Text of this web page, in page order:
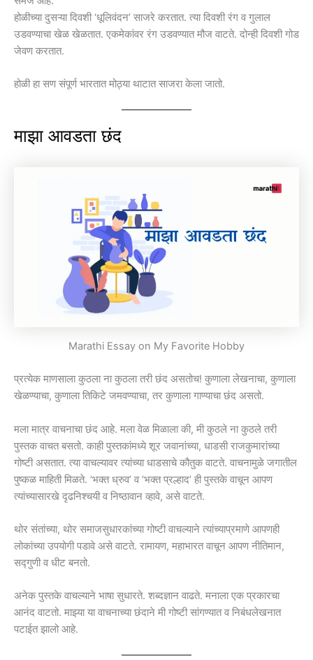
होळीच्या दुसऱ्या दिवशी ‘धूलिवंदन’ साजरे करतात. त्या दिवशी रंग व गुलाल
उडवण्याचा खेळ खेळतात. एकमेकांवर रंग उडवण्यात मौज वाटते. दोन्ही दिवशी गोड
जेवण करतात.
होळी हा सण संपूर्ण भारतात मोठ्या थाटात साजरा केला जातो.
माझा आवडता छंद
Marathi Essay on My Favorite Hobby
प्रत्येक माणसाला कुठला ना कुठला तरी छंद असतोच! कुणाला लेखनाचा, कुणाला
खेळण्याचा, कुणाला तिकिटे जमवण्याचा, तर कुणाला गाण्याचा छंद असतो.
मला मात्र वाचनाचा छंद आहे. मला वेळ मिळाला की, मी कुठले ना कुठले तरी
पुस्तक वाचत बसतो. काही पुस्तकांमध्ये शूर जवानांच्या, धाडसी राजकुमारांच्या
गोष्टी असतात. त्या वाचल्यावर त्यांच्या धाडसाचे कौतुक वाटते. वाचनामुळे जगातील
पुष्कळ माहिती मिळते. ‘भक्त ध्रुव’ व ‘भक्त प्रल्हाद’ ही पुस्तके वाचून आपण
त्यांच्यासारखे दृढनिश्चयी व निष्ठावान व्हावे, असे वाटते.
थोर संतांच्या, थोर समाजसुधारकांच्या गोष्टी वाचल्याने त्यांच्याप्रमाणे आपणही
लोकांच्या उपयोगी पडावे असे वाटते. रामायण, महाभारत वाचून आपण नीतिमान,
सद्गुणी व धीट बनतो.
अनेक पुस्तके वाचल्याने भाषा सुधारते. शब्दज्ञान वाढते. मनाला एक प्रकारचा
आनंद वाटतो. माझ्या या वाचनाच्या छंदाने मी गोष्टी सांगण्यात व निबंधलेखनात
पटाईत झालो आहे.